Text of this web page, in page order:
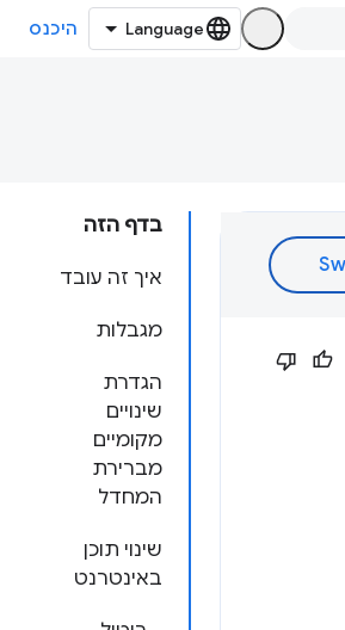
היכנס
בדף הזה
איך זה עובד
מגבלות
הגדרת
שינויים
מקומיים
מברירת
המחדל
שינוי תוכן
באינטרנט